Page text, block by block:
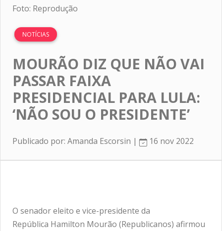
Foto: Reprodução
NOTÍCIAS
MOURÃO DIZ QUE NÃO VAI
PASSAR FAIXA
PRESIDENCIAL PARA LULA:
‘NÃO SOU O PRESIDENTE’
Publicado por: Amanda Escorsin | 16 nov 2022
O senador eleito e vice-presidente da
República Hamilton Mourão (Republicanos) afirmou